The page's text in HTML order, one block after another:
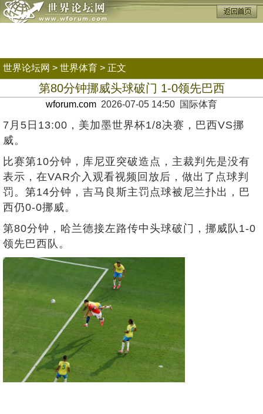
世界论坛网 > 世界体育 > 正文
第80分钟挪威头球破门 1-0领先巴西
wforum.com 2026-07-05 14:50 国际体育
7月5日13:00，美加墨世界杯1/8决赛，巴西VS挪
威。
比赛第10分钟，库尼亚突破造点，主裁判先是没有
表示，在VAR介入观看视频回放后，做出了点球判
罚。第14分钟，吉马良斯主罚点球被尼兰扑出，巴
西仍0-0挪威。
第80分钟，哈兰德接左路传中头球破门，挪威队1-0
领先巴西队。